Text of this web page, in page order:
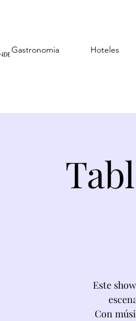
Gastronomia Hoteles
Este
Con